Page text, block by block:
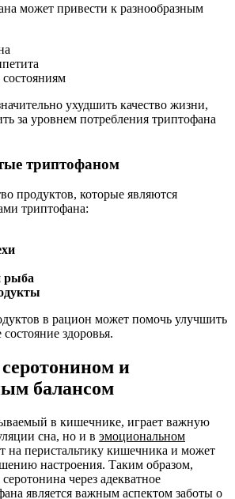
может привести к разнообразным
ухудшить качество жизни,
за уровнем потребления триптофана
триптофаном
продуктов, которые являются
триптофана:
рыба
в рацион может помочь улучшить
здоровья.
и
балансом
в кишечнике, играет важную
сна, но и в эмоциональном
на перистальтику кишечника и может
настроения. Таким образом,
через адекватное
является важным аспектом заботы о